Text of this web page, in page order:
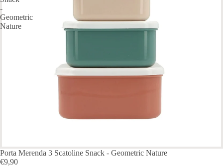
-
Geometric
Nature
ESAURITO
Porta Merenda 3 Scatoline Snack - Geometric Nature
€9,90